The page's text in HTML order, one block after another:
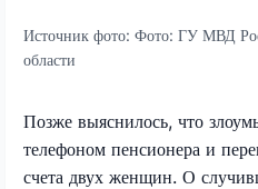
Источник фото: Фото: ГУ МВД
области
Позже выяснилось, что
телефоном пенсионера и
счета двух женщин. О